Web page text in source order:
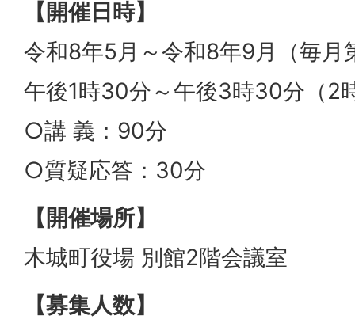
【開催日時】
令和8年5月～令和8年9月（毎月
午後1時30分～午後3時30分（2
○講 義：90分
○質疑応答：30分
【開催場所】
木城町役場 別館2階会議室
【募集人数】